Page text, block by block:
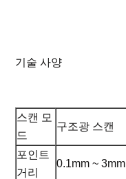
기술 사양
스캔 모
드
구조광 스캔
포인트
거리
0.1mm ~ 3mm